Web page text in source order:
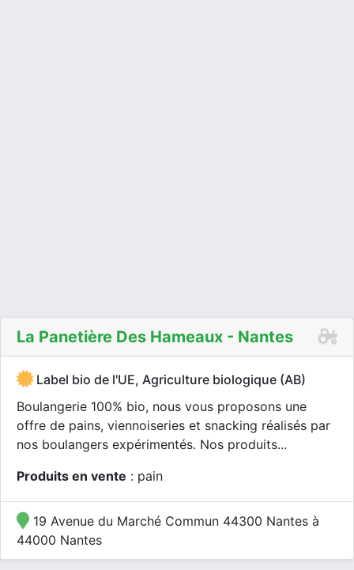
La Panetière Des Hameaux - Nantes
Label bio de l'UE, Agriculture biologique (AB)
Boulangerie 100% bio, nous vous proposons une
offre de pains, viennoiseries et snacking réalisés par
nos boulangers expérimentés. Nos produits...
Produits en vente : pain
19 Avenue du Marché Commun 44300 Nantes à
44000 Nantes